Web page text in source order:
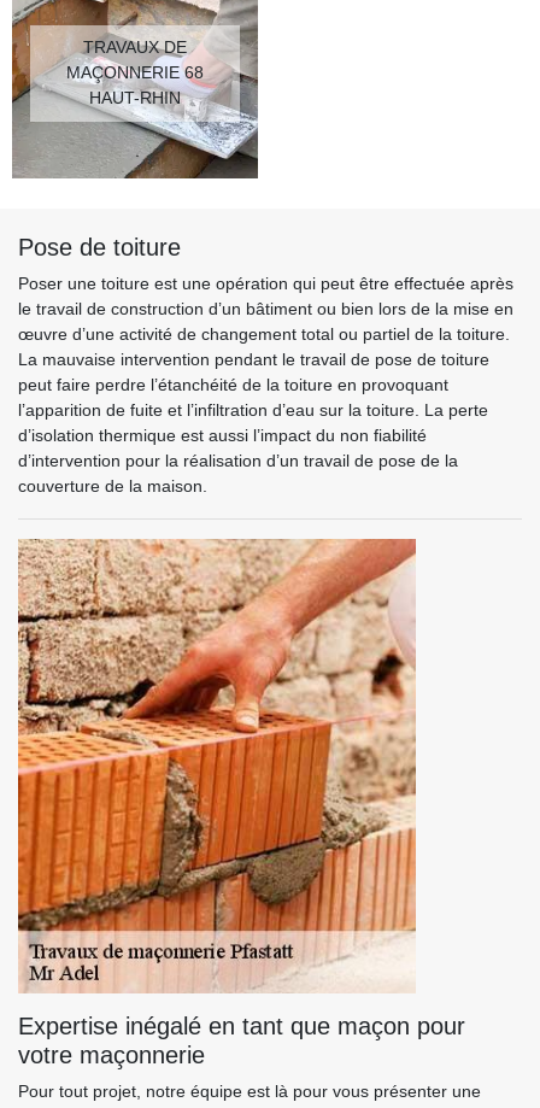
TRAVAUX DE
MAÇONNERIE 68
HAUT-RHIN
Pose de toiture
Poser une toiture est une opération qui peut être effectuée après
le travail de construction d’un bâtiment ou bien lors de la mise en
œuvre d’une activité de changement total ou partiel de la toiture.
La mauvaise intervention pendant le travail de pose de toiture
peut faire perdre l’étanchéité de la toiture en provoquant
l’apparition de fuite et l’infiltration d’eau sur la toiture. La perte
d’isolation thermique est aussi l’impact du non fiabilité
d’intervention pour la réalisation d’un travail de pose de la
couverture de la maison.
Expertise inégalé en tant que maçon pour
votre maçonnerie
Pour tout projet, notre équipe est là pour vous présenter une